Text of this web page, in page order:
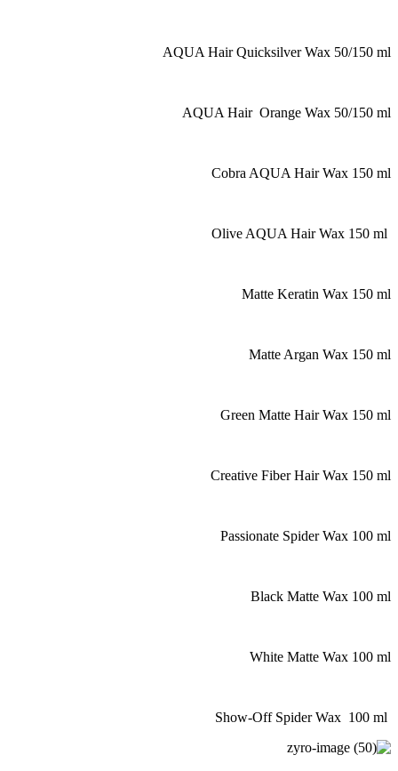
AQUA Hair Quicksilver Wax 50/
AQUA Hair Orange Wax 50/
Cobra AQUA Hair Wax
Matte Keratin Wax
Matte Argan Wax
Green Matte Hair Wax
Creative Fiber Hair Wax
Passionate Spider Wax
Black Matte Wax
White Matte Wax